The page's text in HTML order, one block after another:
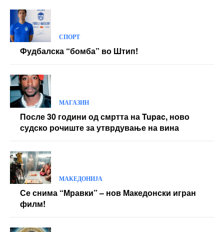
СПОРТ
Фудбалска “бомба” во Штип!
МАГАЗИН
После 30 години од смртта на Tupac, ново
судско рочиште за утврдување на вина
МАКЕДОНИЈА
Се снима “Мравки” – нов Македонски игран
филм!